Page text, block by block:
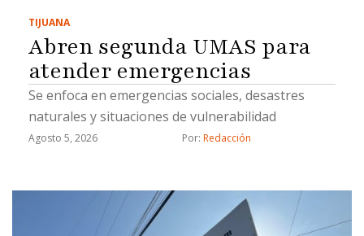
TIJUANA
Abren segunda UMAS para
atender emergencias
Se enfoca en emergencias sociales, desastres
naturales y situaciones de vulnerabilidad
Agosto 5, 2026 Por: Redacción